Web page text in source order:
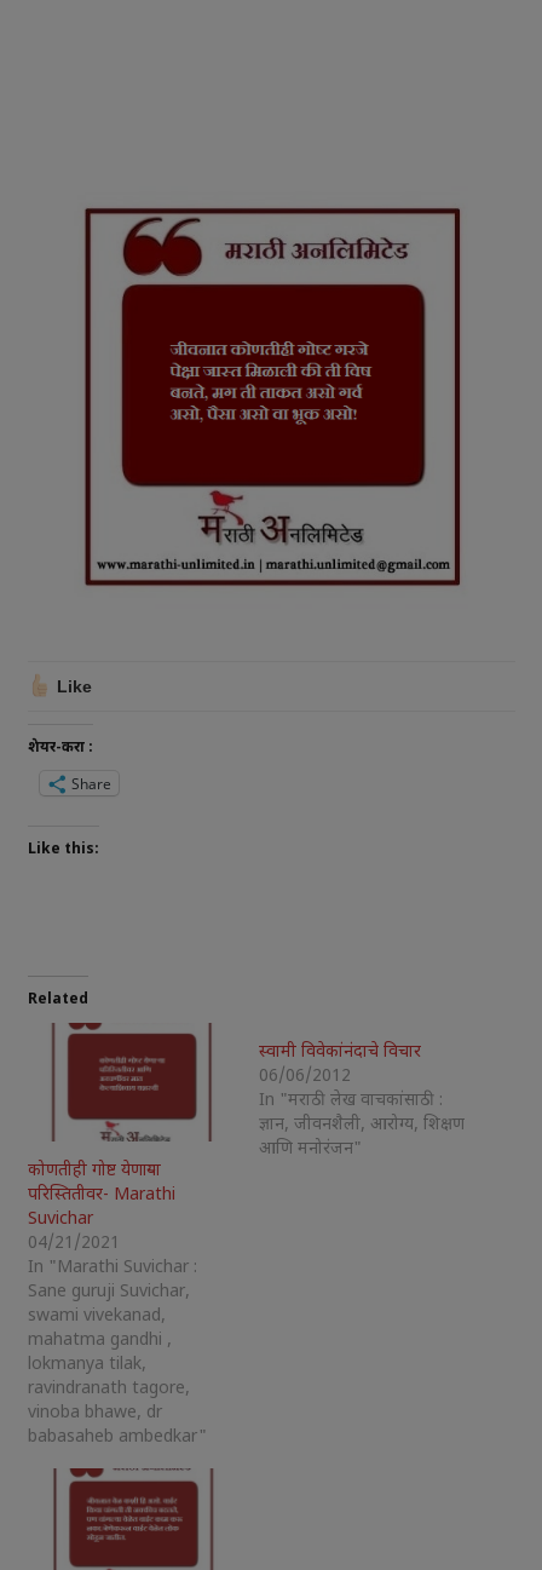
Like
शेयर-करा :
Share
Like this:
Related
कोणतीही गोष्ट येणाऱ्या
परिस्तितीवर- Marathi
Suvichar
04/21/2021
In "Marathi Suvichar :
Sane guruji Suvichar,
swami vivekanad,
mahatma gandhi ,
lokmanya tilak,
ravindranath tagore,
vinoba bhawe, dr
babasaheb ambedkar"
स्वामी विवेकांनंदाचे विचार
06/06/2012
In "मराठी लेख वाचकांसाठी :
ज्ञान, जीवनशैली, आरोग्य, शिक्षण
आणि मनोरंजन"